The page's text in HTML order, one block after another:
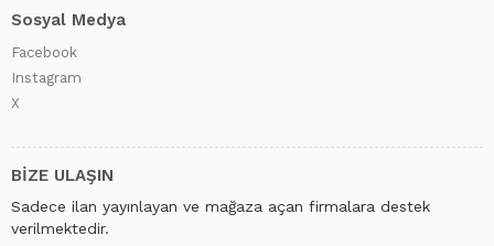
Sosyal Medya
Facebook
Instagram
X
BİZE ULAŞIN
Sadece ilan yayınlayan ve mağaza açan firmalara destek
verilmektedir.